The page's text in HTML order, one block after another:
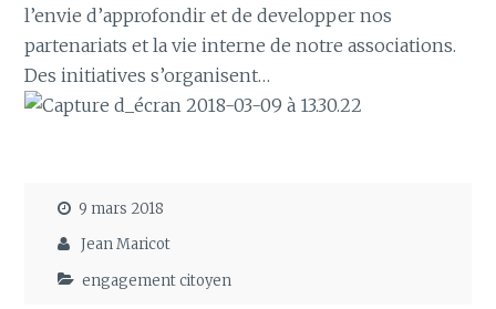
l’envie d’approfondir et de developper nos
partenariats et la vie interne de notre associations.
Des initiatives s’organisent…
9 mars 2018
Jean Maricot
engagement citoyen